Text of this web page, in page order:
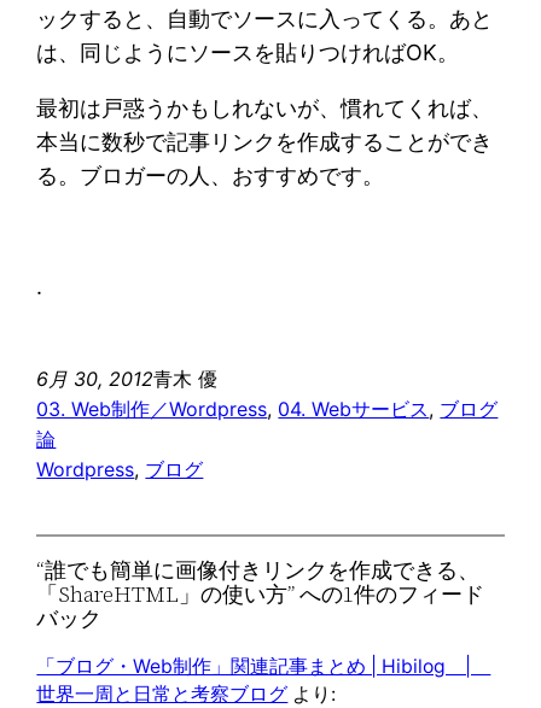
ックすると、自動でソースに入ってくる。あと
は、同じようにソースを貼りつければOK。
最初は戸惑うかもしれないが、慣れてくれば、
本当に数秒で記事リンクを作成することができ
る。ブロガーの人、おすすめです。
.
6月 30, 2012青木 優
03. Web制作／Wordpress, 04. Webサービス, ブログ
論
Wordpress, ブログ
“誰でも簡単に画像付きリンクを作成できる、
「ShareHTML」の使い方” への1件のフィード
バック
「ブログ・Web制作」関連記事まとめ | Hibilog |
世界一周と日常と考察ブログ より: